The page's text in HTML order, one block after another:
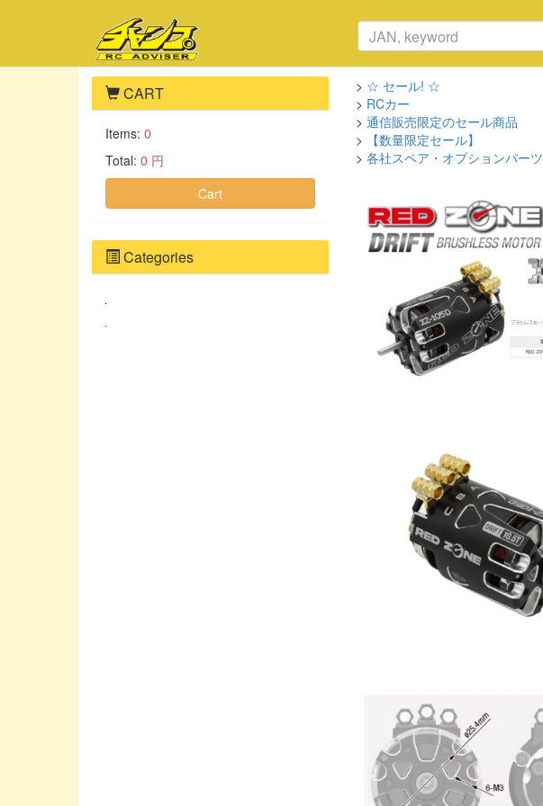
> ☆ セール! ☆
> RCカー
> 通信販売限定のセール商品
>
【数量限定セール】
> 各社スペア・オプションパーツ
CART
Items: 0
Total: 0 円
Cart
Categories